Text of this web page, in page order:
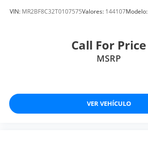
VIN: MR2BF8C32T0107575Valores: 144107Modelo:
Call For Price
MSRP
VER VEHÍCULO